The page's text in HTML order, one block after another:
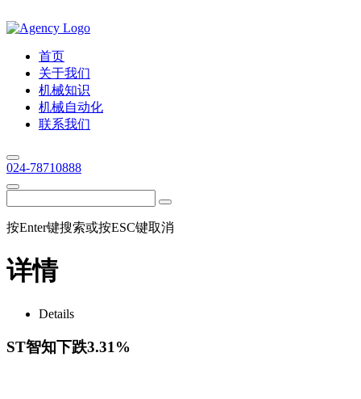
首页
关于我们
机械知识
机械自动化
联系我们
024-78710888
按Enter键搜索或按ESC键取消
详情
Details
ST智知下跌3.31%